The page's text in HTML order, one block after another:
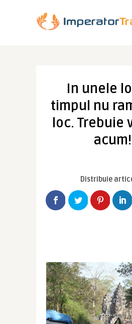
In unele
timpul nu
loc. Trebuie
acum!
Distribuie